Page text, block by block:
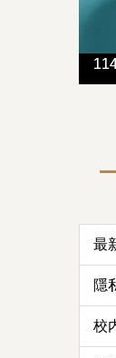
最
隱
校